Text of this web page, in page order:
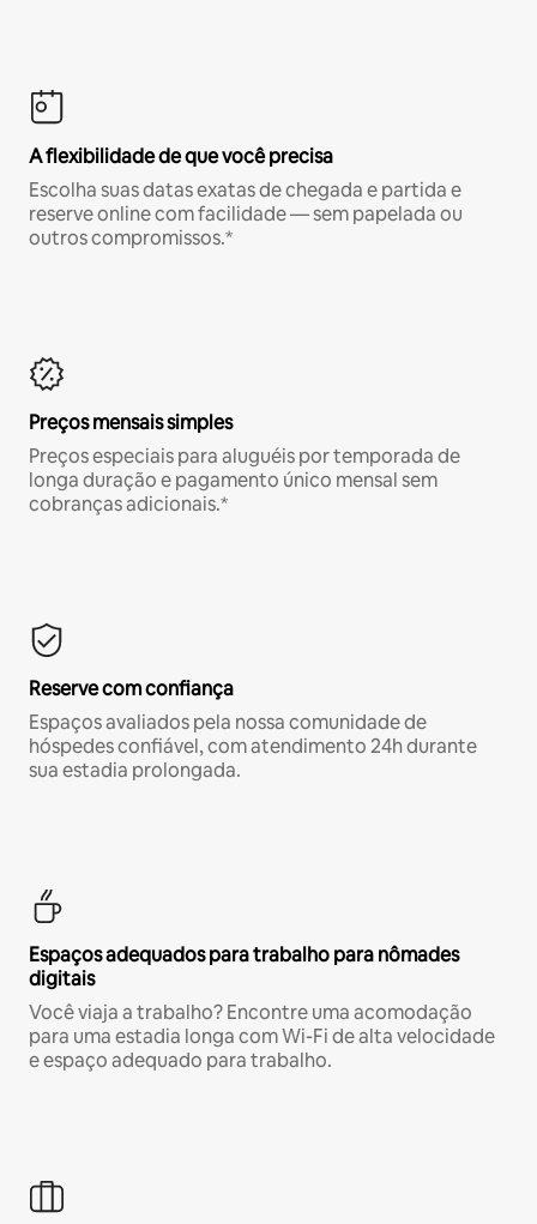
A flexibilidade de que você precisa
Escolha suas datas exatas de chegada e partida e
reserve online com facilidade — sem papelada ou
outros compromissos.*
Preços mensais simples
Preços especiais para aluguéis por temporada de
longa duração e pagamento único mensal sem
cobranças adicionais.*
Reserve com confiança
Espaços avaliados pela nossa comunidade de
hóspedes confiável, com atendimento 24h durante
sua estadia prolongada.
Espaços adequados para trabalho para nômades
digitais
Você viaja a trabalho? Encontre uma acomodação
para uma estadia longa com Wi-Fi de alta velocidade
e espaço adequado para trabalho.